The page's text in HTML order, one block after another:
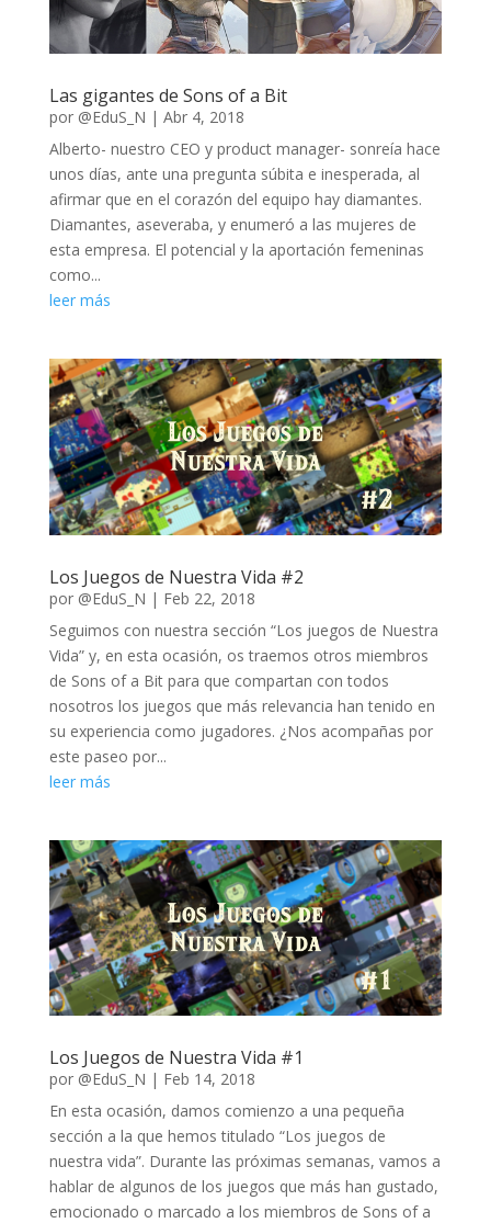
Las gigantes de Sons of a Bit
por @EduS_N | Abr 4, 2018
Alberto- nuestro CEO y product manager- sonreía hace
unos días, ante una pregunta súbita e inesperada, al
afirmar que en el corazón del equipo hay diamantes.
Diamantes, aseveraba, y enumeró a las mujeres de
esta empresa. El potencial y la aportación femeninas
como...
leer más
Los Juegos de Nuestra Vida #2
por @EduS_N | Feb 22, 2018
Seguimos con nuestra sección “Los juegos de Nuestra
Vida” y, en esta ocasión, os traemos otros miembros
de Sons of a Bit para que compartan con todos
nosotros los juegos que más relevancia han tenido en
su experiencia como jugadores. ¿Nos acompañas por
este paseo por...
leer más
Los Juegos de Nuestra Vida #1
por @EduS_N | Feb 14, 2018
En esta ocasión, damos comienzo a una pequeña
sección a la que hemos titulado “Los juegos de
nuestra vida”. Durante las próximas semanas, vamos a
hablar de algunos de los juegos que más han gustado,
emocionado o marcado a los miembros de Sons of a